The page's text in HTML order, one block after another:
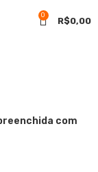
0
R$0,00
com